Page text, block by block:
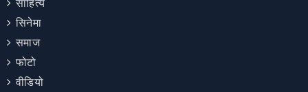
साहित्य
सिनेमा
समाज
फोटो
वीडियो